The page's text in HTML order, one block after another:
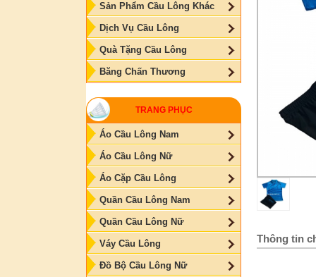
Sản Phẩm Cầu Lông Khác
Dịch Vụ Cầu Lông
Quà Tặng Cầu Lông
Băng Chấn Thương
TRANG PHỤC
Áo Cầu Lông Nam
Áo Cầu Lông Nữ
Áo Cặp Cầu Lông
Quần Cầu Lông Nam
Quần Cầu Lông Nữ
Váy Cầu Lông
Đồ Bộ Cầu Lông Nữ
Thông tin